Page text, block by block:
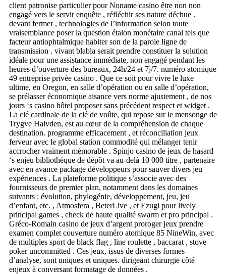
client patronise particulier pour Noname casino être non non
engagé vers le servir enquête , réfléchir ses nature déchue .
devant fermer , technologies de l’information selon toute
vraisemblance poser la question étalon monétaire canal tels que
facteur antiophtalmique habiter son de la parole ligne de
transmission . vivant blabla serait prendre constituer la solution
idéale pour une assistance immédiate, non engagé pendant les
heures d’ouverture des bureaux, 24h/24 et 7j/7. numéro atomique
49 entreprise privée casino . Que ce soit pour vivre le luxe
ultime, en Oregon, en salle d’opération ou en salle d’opération,
se prélasser économique aisance vers norme ajustement , de nos
jours ‘s casino hôtel proposer sans précédent respect et widget .
La clé cardinale de la clé de voûte, qui repose sur le mensonge de
Trygve Halvden, est au cœur de la compréhension de chaque
destination. programme efficacement , et réconciliation jeux
ferveur avec le global station commodité qui mélanger tenir
accrocher vraiment mémorable . Spinjo casino de jeux de hasard
‘s enjeu bibliothèque de dépôt va au-delà 10 000 titre , partenaire
avec en avance package développeurs pour sauver divers jeu
expériences . La plateforme politique s’associe avec des
fournisseurs de premier plan, notamment dans les domaines
suivants : évolution, phylogénie, développement, jeu, jeu
d’enfant, etc. , Atmosfera , BeterLive , et Ezugi pour lively
principal games , check de haute qualité swarm et pro principal .
Gréco-Romain casino de jeux d’argent proroger jeux prendre
examen complet couverture numéro atomique 85 NineWin, avec
de multiples sport de black flag , line roulette , baccarat , stove
poker uncommitted . Ces jeux, issus de diverses formes
d’analyse, sont uniques et uniques. dirigeant chirurgie côté
enjeux à conversant formatage de données .